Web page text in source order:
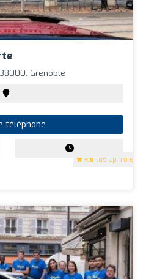
4.6 (85 Opinions)
Grenoble
téléphone